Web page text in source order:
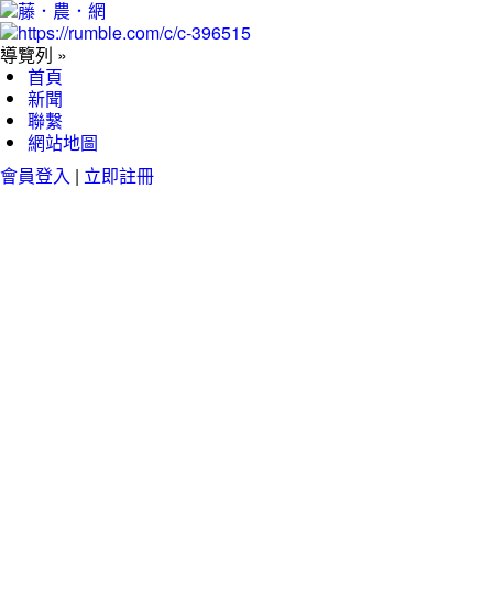
導覽列 »
首頁
新聞
聯繫
網站地圖
會員登入 | 立即註冊